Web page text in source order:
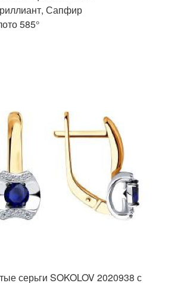
Сапфир
585°
серьги SOKOLOV 2020938 с